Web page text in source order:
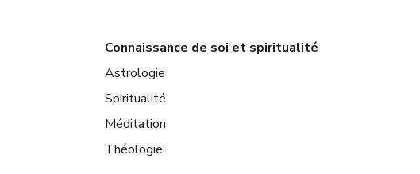
Connaissance de soi et spiritualité
Astrologie
Spiritualité
Méditation
Théologie